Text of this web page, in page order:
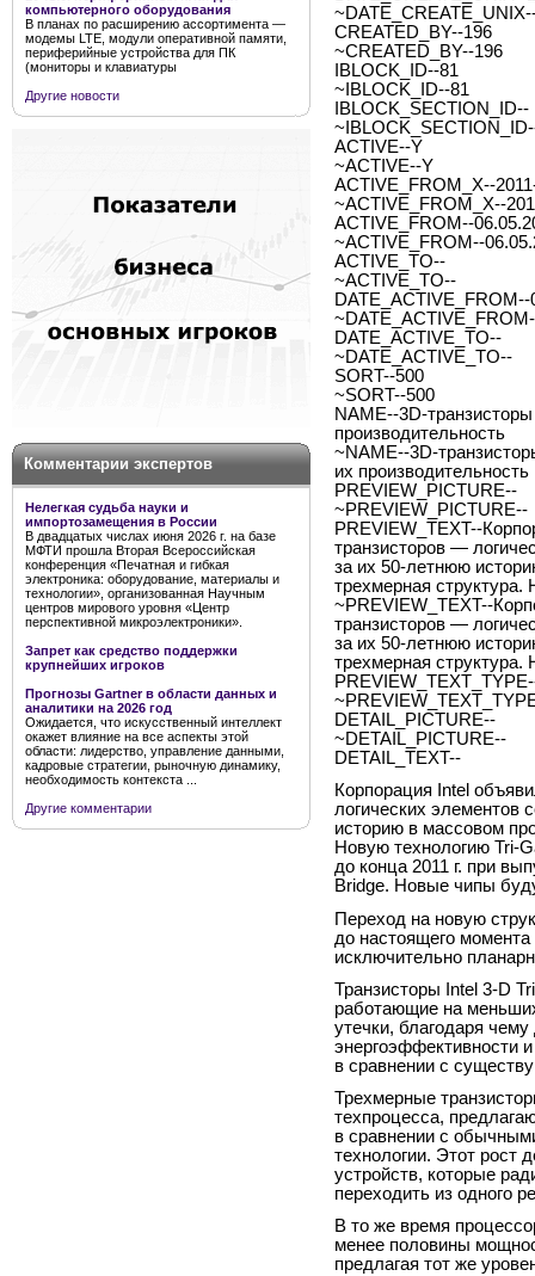
компьютерного оборудования
В планах по расширению ассортимента —
модемы LTE, модули оперативной памяти,
периферийные устройства для ПК
(мониторы и клавиатуры
Другие новости
Комментарии экспертов
Нелегкая судьба науки и
импортозамещения в России
В двадцатых числах июня 2026 г. на базе
МФТИ прошла Вторая Всероссийская
конференция «Печатная и гибкая
электроника: оборудование, материалы и
технологии», организованная Научным
центров мирового уровня «Центр
перспективной микроэлектроники».
Запрет как средство поддержки
крупнейших игроков
Прогнозы Gartner в области данных и
аналитики на 2026 год
Ожидается, что искусственный интеллект
окажет влияние на все аспекты этой
области: лидерство, управление данными,
кадровые стратегии, рыночную динамику,
необходимость контекста ...
Другие комментарии
CREATED_BY--196
~CREATED_BY--196
IBLOCK_ID--81
~IBLOCK_ID--81
IBLOCK_SECTION_ID--
ACTIVE--Y
~ACTIVE--Y
ACTIVE_FROM_X--
~ACTIVE_FROM_X--
ACTIVE_FROM--
~ACTIVE_FROM--
ACTIVE_TO--
~ACTIVE_TO--
DATE_ACTIVE_FROM--
DATE_ACTIVE_TO--
~DATE_ACTIVE_TO--
SORT--500
~SORT--500
NAME--3D-
производительность
~NAME--3D-
их производительность
PREVIEW_PICTURE--
~PREVIEW_PICTURE--
PREVIEW_TEXT--
транзисторов —
за их 50-летнюю
трехмерная
~PREVIEW_TEXT--
транзисторов —
за их 50-летнюю
трехмерная
DETAIL_PICTURE--
~DETAIL_PICTURE--
DETAIL_TEXT--
Корпорация Intel
логических элементов
историю в массовом
Новую технологию Tri-
до конца 2011 г. при
Bridge. Новые чипы
Переход на новую
до настоящего
исключительно
Транзисторы Intel 3-D
работающие на
утечки, благодаря
энергоэффективности
в сравнении с
Трехмерные
техпроцесса,
в сравнении с
технологии. Этот рост
устройств, которые
переходить из одного
В то же время
менее половины
предлагая тот же